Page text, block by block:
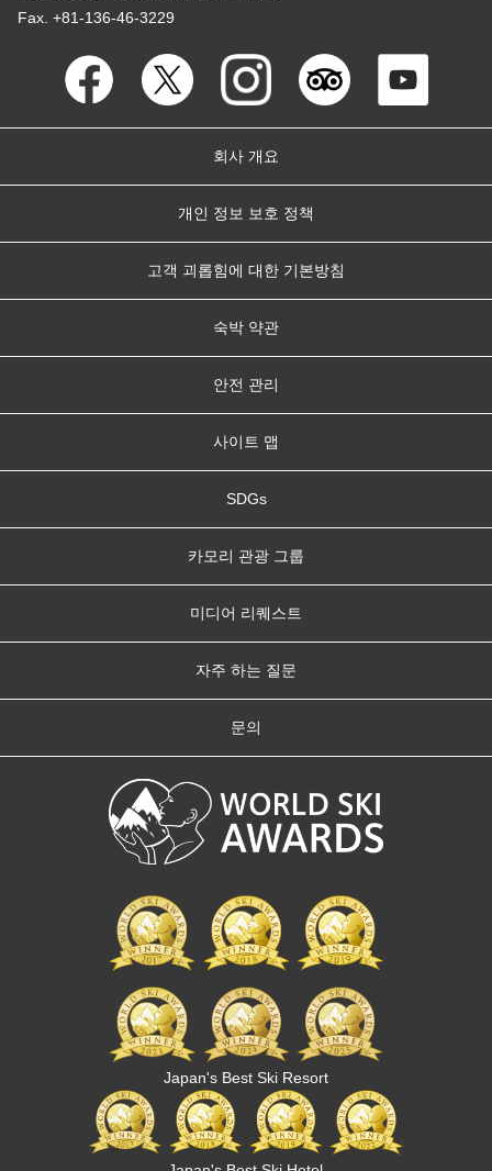
Fax. +81-136-46-3229
Japan's Best Ski Resort
회사 개요
개인 정보 보호 정책
고객 괴롭힘에 대한 기본방침
숙박 약관
안전 관리
사이트 맵
SDGs
카모리 관광 그룹
미디어 리퀘스트
자주 하는 질문
문의